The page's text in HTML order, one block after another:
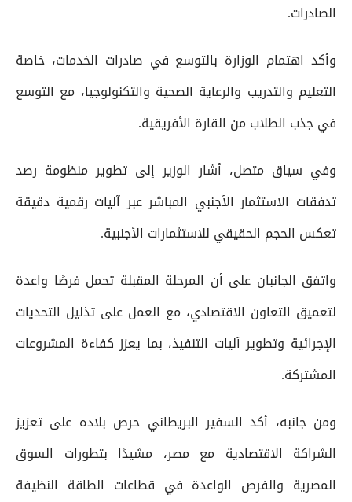
الصادرات.
وأكد اهتمام الوزارة بالتوسع في صادرات الخدمات، خاصة
التعليم والتدريب والرعاية الصحية والتكنولوجيا، مع التوسع
في جذب الطلاب من القارة الأفريقية.
وفي سياق متصل، أشار الوزير إلى تطوير منظومة رصد
تدفقات الاستثمار الأجنبي المباشر عبر آليات رقمية دقيقة
تعكس الحجم الحقيقي للاستثمارات الأجنبية.
واتفق الجانبان على أن المرحلة المقبلة تحمل فرصًا واعدة
لتعميق التعاون الاقتصادي، مع العمل على تذليل التحديات
الإجرائية وتطوير آليات التنفيذ، بما يعزز كفاءة المشروعات
المشتركة.
ومن جانبه، أكد السفير البريطاني حرص بلاده على تعزيز
الشراكة الاقتصادية مع مصر، مشيدًا بتطورات السوق
المصرية والفرص الواعدة في قطاعات الطاقة النظيفة